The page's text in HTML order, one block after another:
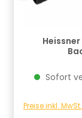
Sofort
Preise inkl.